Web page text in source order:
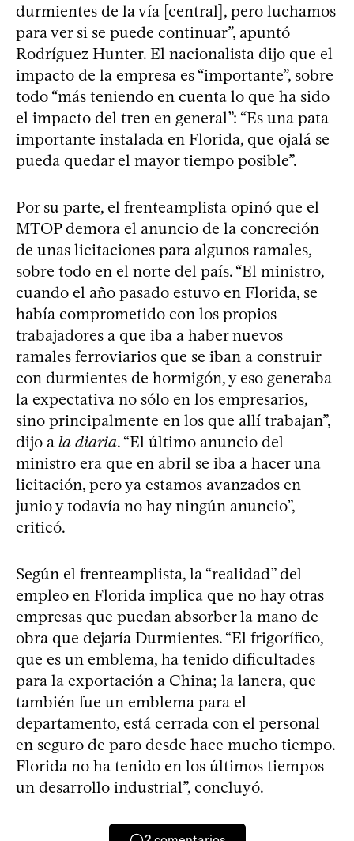
durmientes de la vía [central], pero luchamos
para ver si se puede continuar”, apuntó
Rodríguez Hunter. El nacionalista dijo que el
impacto de la empresa es “importante”, sobre
todo “más teniendo en cuenta lo que ha sido
el impacto del tren en general”: “Es una pata
importante instalada en Florida, que ojalá se
pueda quedar el mayor tiempo posible”.
Por su parte, el frenteamplista opinó que el
MTOP demora el anuncio de la concreción
de unas licitaciones para algunos ramales,
sobre todo en el norte del país. “El ministro,
cuando el año pasado estuvo en Florida, se
había comprometido con los propios
trabajadores a que iba a haber nuevos
ramales ferroviarios que se iban a construir
con durmientes de hormigón, y eso generaba
la expectativa no sólo en los empresarios,
sino principalmente en los que allí trabajan”,
dijo a la diaria. “El último anuncio del
ministro era que en abril se iba a hacer una
licitación, pero ya estamos avanzados en
junio y todavía no hay ningún anuncio”,
criticó.
Según el frenteamplista, la “realidad” del
empleo en Florida implica que no hay otras
empresas que puedan absorber la mano de
obra que dejaría Durmientes. “El frigorífico,
que es un emblema, ha tenido dificultades
para la exportación a China; la lanera, que
también fue un emblema para el
departamento, está cerrada con el personal
en seguro de paro desde hace mucho tiempo.
Florida no ha tenido en los últimos tiempos
un desarrollo industrial”, concluyó.